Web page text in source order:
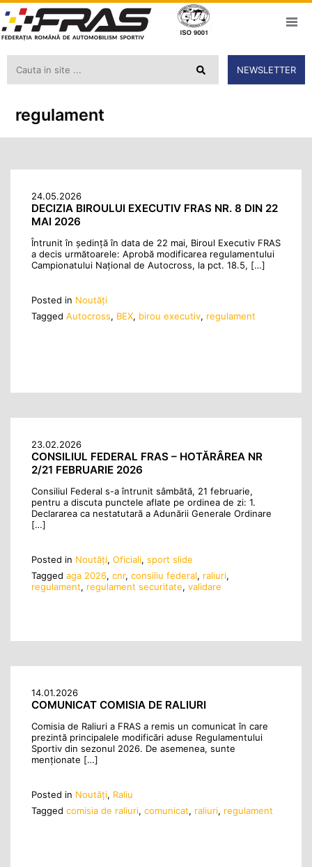
NEWSLETTER
regulament
24.05.2026
DECIZIA BIROULUI EXECUTIV FRAS NR. 8 DIN 22
MAI 2026
Întrunit în ședință în data de 22 mai, Biroul Executiv FRAS
a decis următoarele: Aprobă modificarea regulamentului
Campionatului Național de Autocross, la pct. 18.5, […]
Posted in Noutăţi
Tagged Autocross, BEX, birou executiv, regulament
23.02.2026
CONSILIUL FEDERAL FRAS – HOTĂRÂREA NR
2/21 FEBRUARIE 2026
Consiliul Federal s-a întrunit sâmbătă, 21 februarie,
pentru a discuta punctele aflate pe ordinea de zi: 1.
Declararea ca nestatutară a Adunării Generale Ordinare
[…]
Posted in Noutăţi, Oficiali, sport slide
Tagged aga 2026, cnr, consiliu federal, raliuri,
regulament, regulament securitate, validare
14.01.2026
COMUNICAT COMISIA DE RALIURI
Comisia de Raliuri a FRAS a remis un comunicat în care
prezintă principalele modificări aduse Regulamentului
Sportiv din sezonul 2026. De asemenea, sunte
menţionate […]
Posted in Noutăţi, Raliu
Tagged comisia de raliuri, comunicat, raliuri, regulament